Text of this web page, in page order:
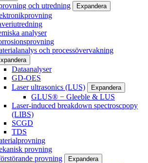
och utredning Expandera
analyser
och processövervakning
Dataanalyser
GD-OES
Laser ultrasonics (LUS)
Expandera
GLUS® − Gleeble & LUS
Laser-induced breakdown spectroscpopy
(LIBS)
SCGD
TDS
provning
provning
Expandera